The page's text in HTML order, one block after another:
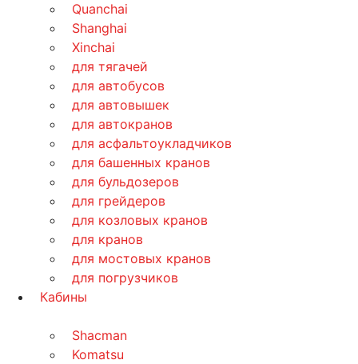
Quanchai
Shanghai
Xinchai
для тягачей
для автобусов
для автовышек
для автокранов
для асфальтоукладчиков
для башенных кранов
для бульдозеров
для грейдеров
для козловых кранов
для кранов
для мостовых кранов
для погрузчиков
Кабины
Shacman
Komatsu